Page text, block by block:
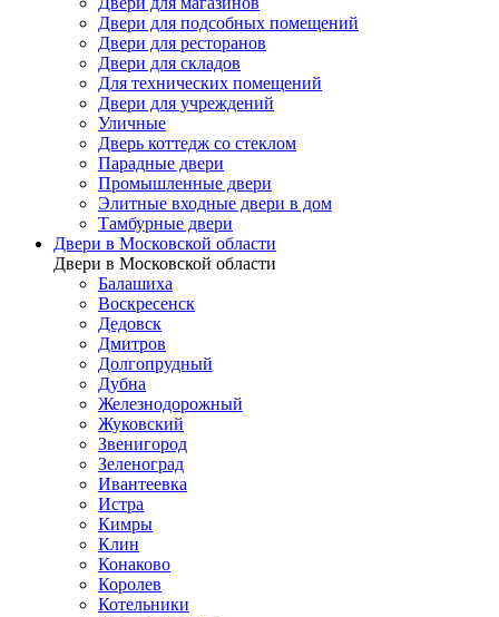
Двери для подсобных помещений
Двери для ресторанов
Двери для складов
Для технических помещений
Двери для учреждений
Уличные
Дверь коттедж со стеклом
Парадные двери
Промышленные двери
Элитные входные двери в дом
Тамбурные двери
Двери в Московской области
Двери в Московской области
Балашиха
Воскресенск
Дедовск
Дмитров
Долгопрудный
Дубна
Железнодорожный
Жуковский
Звенигород
Зеленоград
Ивантеевка
Истра
Кимры
Клин
Конаково
Королев
Котельники